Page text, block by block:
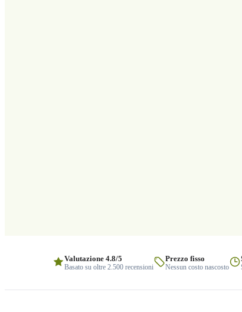
Valutazione 4.8/5
Basato su oltre 2.500 recensioni
Prezzo fisso
Nessun costo nascosto